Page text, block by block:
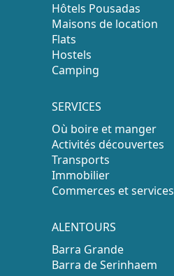
Hôtels Pousadas
Maisons de location
Flats
Hostels
Camping
SERVICES
Où boire et manger
Activités découvertes
Transports
Immobilier
Commerces et services
ALENTOURS
Barra Grande
Barra de Serinhaem